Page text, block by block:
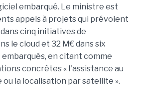
embarqué. Le ministre est
appels à projets qui prévoient
cinq initiatives de
le cloud et 32 M€ dans six
en citant comme
concrètes « l'assistance au
la localisation par satellite ».